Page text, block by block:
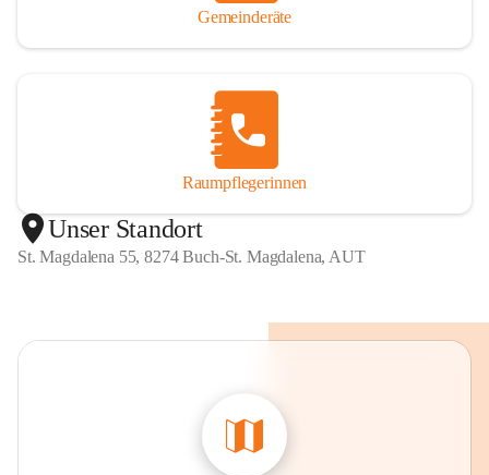
Gemeinderäte
Raumpflegerinnen
Unser Standort
St. Magdalena 55, 8274 Buch-St. Magdalena, AUT